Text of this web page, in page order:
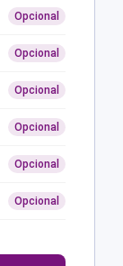
Opcional
Opcional
Opcional
Opcional
Opcional
Opcional